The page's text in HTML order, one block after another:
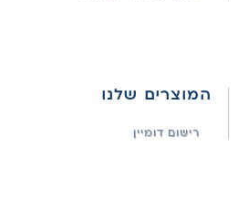
המוצרים שלנו
רישום דומיין